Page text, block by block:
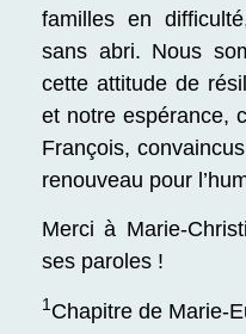
familles en
sans abri. Nous
cette attitude de
et notre espérance,
François,
renouveau pour
Merci à Marie-
ses paroles !
1 Chapitre de Marie-